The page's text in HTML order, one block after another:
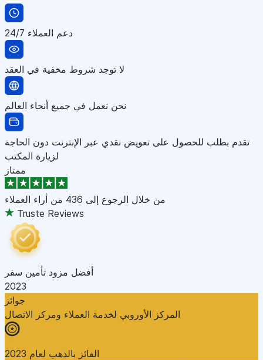
دعم العملاء 24/7
لا توجد شروط مخفية في العقد
نحن نعمل في جميع أنحاء العالم
تقدم بطلب للحصول على تعويض نقدي عبر الإنترنت دون الحاجة
لزيارة المكتب
ممتاز
من خلال الرجوع إلى 436 من أراء العملاء
Truste Reviews
أفضل مزود تأمين سفر
2023
جوائز
المركز الأوروبي لخدمة العملاء ومركز الاتصال
الفائز بالذهب لعام 2023